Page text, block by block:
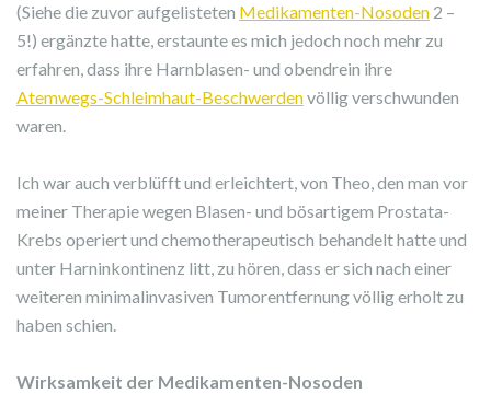
(Siehe die zuvor aufgelisteten Medikamenten-Nosoden 2 –
5!) ergänzte hatte, erstaunte es mich jedoch noch mehr zu
erfahren, dass ihre Harnblasen- und obendrein ihre
Atemwegs-Schleimhaut-Beschwerdenvöllig verschwunden
waren.
Ich war auch verblüfft und erleichtert, von Theo, den man vor
meiner Therapie wegen Blasen- und bösartigem Prostata-
Krebs operiert und chemotherapeutisch behandelt hatte und
unter Harninkontinenz litt, zu hören, dass er sich nach einer
weiteren minimalinvasiven Tumorentfernung völlig erholt zu
haben schien.
Wirksamkeit der Medikamenten-Nosoden